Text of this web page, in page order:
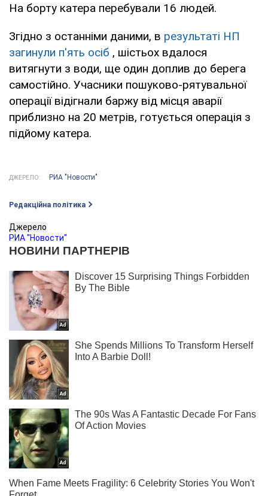
На борту катера перебували 16 людей.
Згідно з останніми даними, в результаті НП
загинули п'ять осіб , шістьох вдалося
витягнути з води, ще один доплив до берега
самостійно. Учасники пошуково-рятувальної
операції відігнали баржу від місця аварії
приблизно на 20 метрів, готується операція з
підйому катера.
ДЖЕРЕЛО: РИА "Новости"
Редакційна політика
Джерело
РИА "Новости"